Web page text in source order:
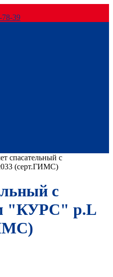
78-39
спасательный с
(серт.ГИМС)
с
"КУРС" р.L